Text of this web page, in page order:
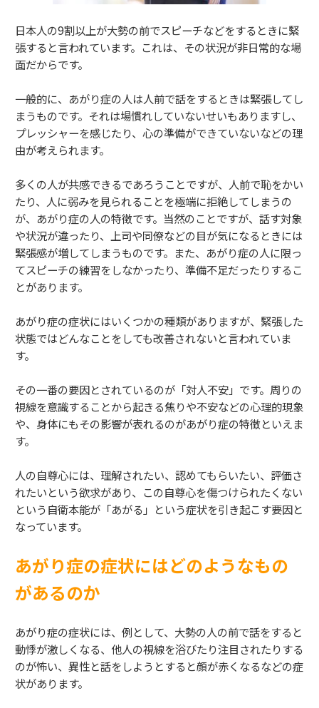
日本人の9割以上が大勢の前でスピーチなどをするときに緊
張すると言われています。これは、その状況が非日常的な場
面だからです。
一般的に、あがり症の人は人前で話をするときは緊張してし
まうものです。それは場慣れしていないせいもありますし、
プレッシャーを感じたり、心の準備ができていないなどの理
由が考えられます。
多くの人が共感できるであろうことですが、人前で恥をかい
たり、人に弱みを見られることを極端に拒絶してしまうの
が、あがり症の人の特徴です。当然のことですが、話す対象
や状況が違ったり、上司や同僚などの目が気になるときには
緊張感が増してしまうものです。また、あがり症の人に限っ
てスピーチの練習をしなかったり、準備不足だったりするこ
とがあります。
あがり症の症状にはいくつかの種類がありますが、緊張した
状態ではどんなことをしても改善されないと言われていま
す。
その一番の要因とされているのが「対人不安」です。周りの
視線を意識することから起きる焦りや不安などの心理的現象
や、身体にもその影響が表れるのがあがり症の特徴といえま
す。
人の自尊心には、理解されたい、認めてもらいたい、評価さ
れたいという欲求があり、この自尊心を傷つけられたくない
という自衛本能が「あがる」という症状を引き起こす要因と
なっています。
あがり症の症状にはどのようなもの
があるのか
あがり症の症状には、例として、大勢の人の前で話をすると
動悸が激しくなる、他人の視線を浴びたり注目されたりする
のが怖い、異性と話をしようとすると顔が赤くなるなどの症
状があります。